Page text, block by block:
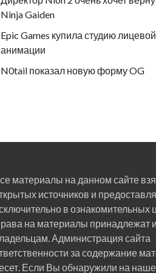
Ninja Gaiden
Epic Games купила студию лицевой
анимации
N0tail показал новую форму OG
материалы на данном сайте
источников и
в ознакомительных
на материалы принадлежат
Администрация сайта
за содержание
Если Вы обнаружили на